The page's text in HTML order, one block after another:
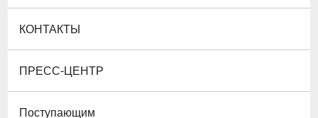
КОНТАКТЫ
ПРЕСС-ЦЕНТР
Поступающим